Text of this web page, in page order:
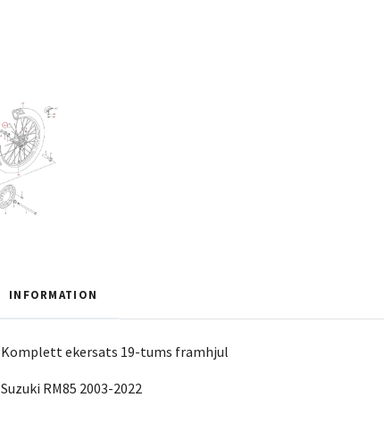
INFORMATION
Komplett ekersats 19-tums framhjul
Suzuki RM85 2003-2022